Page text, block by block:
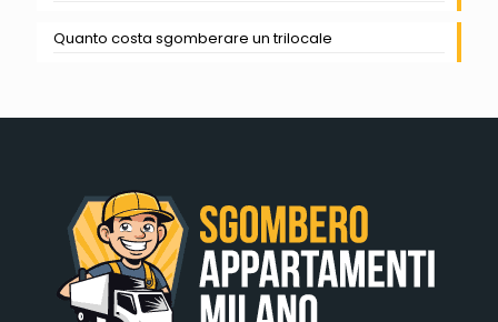
Quanto costa sgomberare un trilocale